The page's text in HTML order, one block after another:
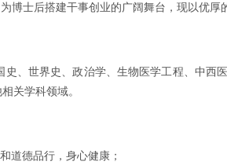
士后搭建干事创业的广阔舞台，现以优厚
、世界史、政治学、生物医学工程、中
关学科领域。
道德品行，身心健康；